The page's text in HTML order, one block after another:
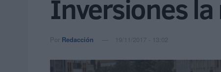
Inversiones la
Por Redacción 19/11/2017 - 13:02